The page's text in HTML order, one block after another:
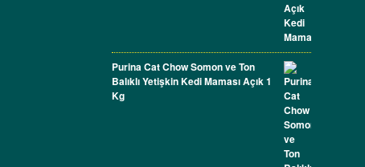
Purina Cat Chow Somon ve Ton
Balıklı Yetişkin Kedi Maması Açık 1
Kg